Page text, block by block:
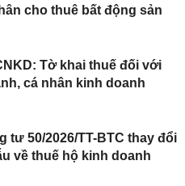
cho thuê bất động sản
Tờ khai thuế đối với
cá nhân kinh doanh
tư 50/2026/TT-BTC thay đổi
về thuế hộ kinh doanh